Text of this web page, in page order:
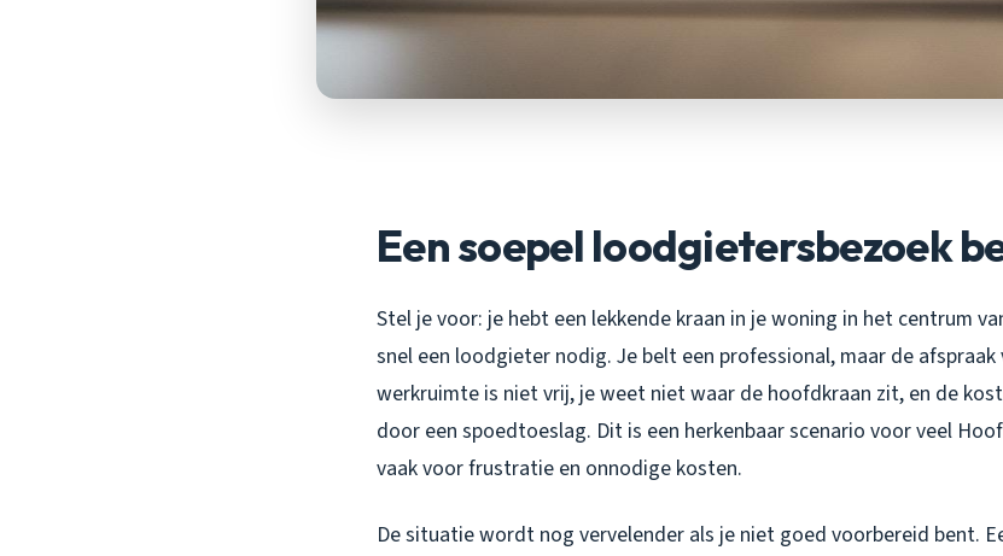
Een soepel loodgietersbezoek
Stel je voor: je hebt een lekkende kraan in je woning in het centrum
snel een loodgieter nodig. Je belt een professional, maar de
werkruimte is niet vrij, je weet niet waar de hoofdkraan zit, en de
door een spoedtoeslag. Dit is een herkenbaar scenario voor veel
vaak voor frustratie en onnodige kosten.
De situatie wordt nog vervelender als je niet goed voorbereid bent.